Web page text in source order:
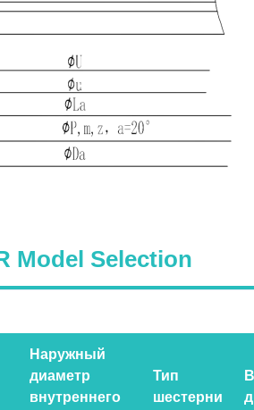
Model Selection
Наружный
диаметр
внутреннего
Тип
шестерни